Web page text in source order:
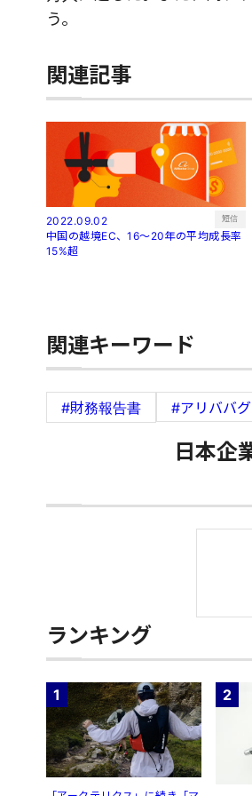
う。
関連記事
2022.09.02 短信
中国の越境EC、16～20年の平均成長率
15%超
関連キーワード
#財務報告書 #アリババ
日本企
ランキング
1 2